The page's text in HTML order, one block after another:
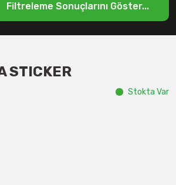
Filtreleme Sonuçlarını Göster...
STICKER
Stokta Var